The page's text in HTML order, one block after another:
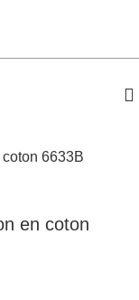
en coton